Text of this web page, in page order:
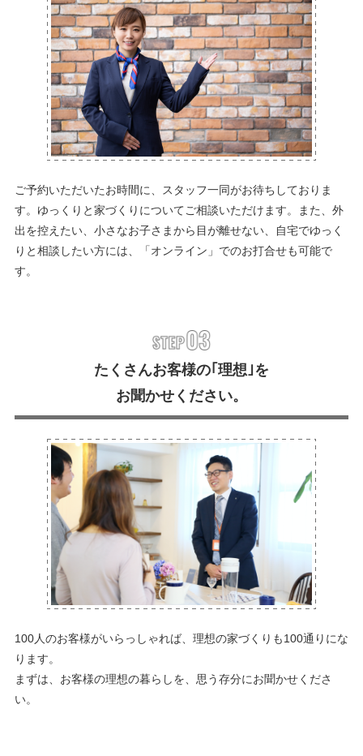
ご予約いただいたお時間に、スタッフ一同がお待ちしておりま
す。ゆっくりと家づくりについてご相談いただけます。また、外
出を控えたい、小さなお子さまから目が離せない、自宅でゆっく
りと相談したい方には、「オンライン」でのお打合せも可能で
す。
たくさんお客様の｢理想｣を
お聞かせください。
100人のお客様がいらっしゃれば、理想の家づくりも100通りにな
ります。
まずは、お客様の理想の暮らしを、思う存分にお聞かせくださ
い。